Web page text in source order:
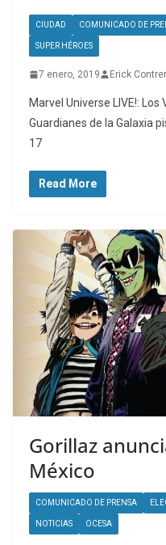
CIUDAD COMUNICADO DE
SUPER HÉROES
7 enero, 2019 Erick
Marvel Universe LIVE!:
Guardianes de la Galaxia
17
Read More
Gorillaz
México
COMUNICADO DE PRENSA
NOTICIAS OCESA